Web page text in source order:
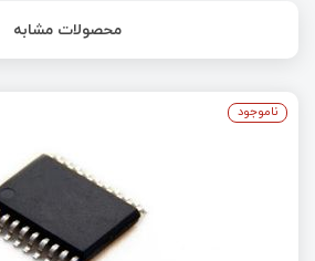
محصولات مشابه
ناموجود